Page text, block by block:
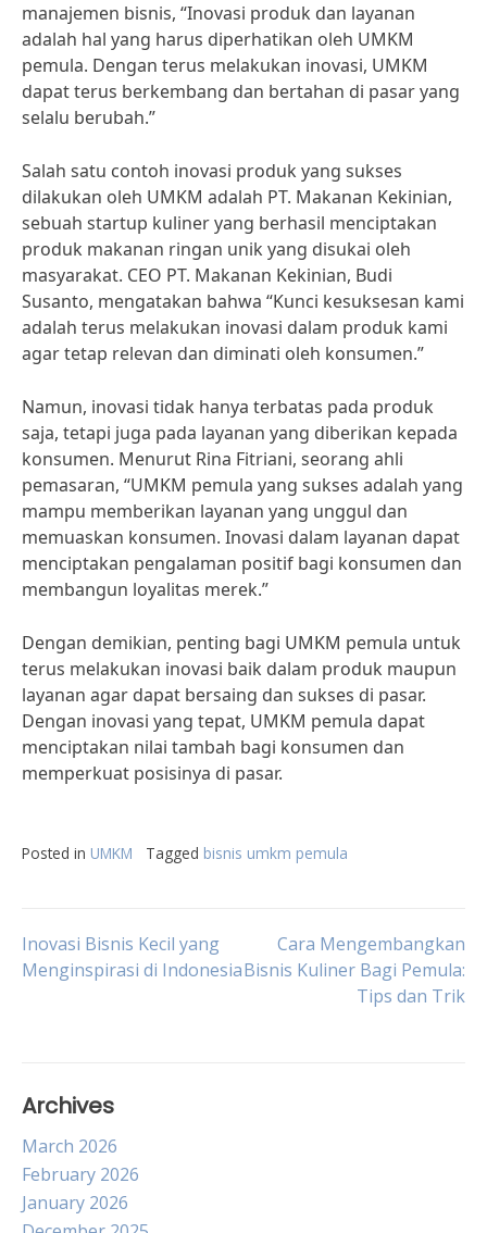
manajemen bisnis, “Inovasi produk dan layanan
adalah hal yang harus diperhatikan oleh UMKM
pemula. Dengan terus melakukan inovasi, UMKM
dapat terus berkembang dan bertahan di pasar yang
selalu berubah.”
Salah satu contoh inovasi produk yang sukses
dilakukan oleh UMKM adalah PT. Makanan Kekinian,
sebuah startup kuliner yang berhasil menciptakan
produk makanan ringan unik yang disukai oleh
masyarakat. CEO PT. Makanan Kekinian, Budi
Susanto, mengatakan bahwa “Kunci kesuksesan kami
adalah terus melakukan inovasi dalam produk kami
agar tetap relevan dan diminati oleh konsumen.”
Namun, inovasi tidak hanya terbatas pada produk
saja, tetapi juga pada layanan yang diberikan kepada
konsumen. Menurut Rina Fitriani, seorang ahli
pemasaran, “UMKM pemula yang sukses adalah yang
mampu memberikan layanan yang unggul dan
memuaskan konsumen. Inovasi dalam layanan dapat
menciptakan pengalaman positif bagi konsumen dan
membangun loyalitas merek.”
Dengan demikian, penting bagi UMKM pemula untuk
terus melakukan inovasi baik dalam produk maupun
layanan agar dapat bersaing dan sukses di pasar.
Dengan inovasi yang tepat, UMKM pemula dapat
menciptakan nilai tambah bagi konsumen dan
memperkuat posisinya di pasar.
Posted in UMKM Tagged bisnis umkm pemula
Post
Inovasi Bisnis Kecil yang
Menginspirasi di Indonesia
Cara Mengembangkan
Bisnis Kuliner Bagi Pemula:
Tips dan Trik
Archives
March 2026
February 2026
January 2026